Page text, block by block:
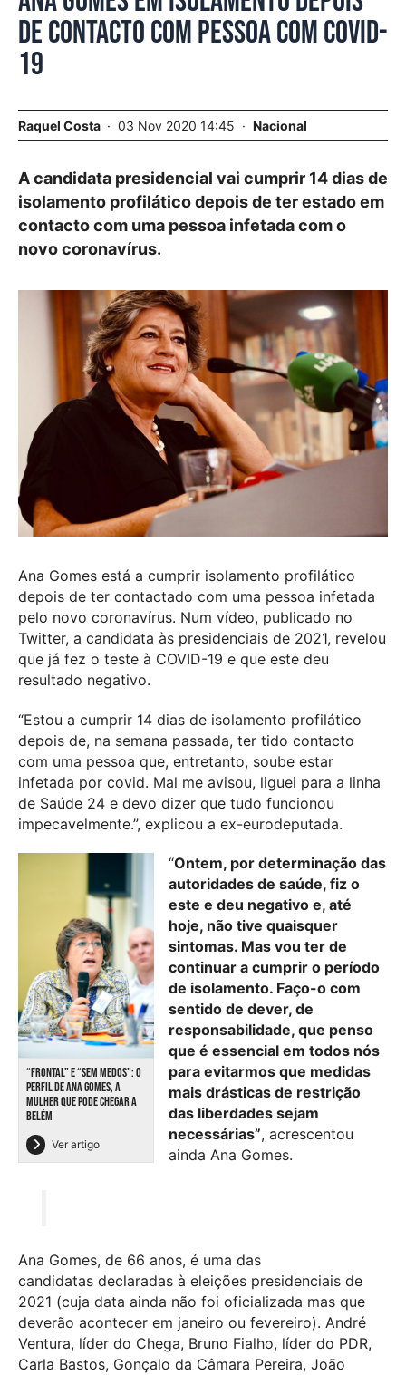
de contacto com pessoa com COVID-
19
Raquel Costa 03 Nov 2020 14:45 Nacional
A candidata presidencial vai cumprir 14 dias de
isolamento profilático depois de ter estado em
contacto com uma pessoa infetada com o
novo coronavírus.
Ana Gomes está a cumprir isolamento profilático
depois de ter contactado com uma pessoa infetada
pelo novo coronavírus. Num vídeo, publicado no
Twitter, a candidata às presidenciais de 2021, revelou
que já fez o teste à COVID-19 e que este deu
resultado negativo.
“Estou a cumprir 14 dias de isolamento profilático
depois de, na semana passada, ter tido contacto
com uma pessoa que, entretanto, soube estar
infetada por covid. Mal me avisou, liguei para a linha
de Saúde 24 e devo dizer que tudo funcionou
impecavelmente.”, explicou a ex-eurodeputada.
“FRONTAL” E “SEM MEDOS”: O
PERFIL DE ANA GOMES, A
MULHER QUE PODE CHEGAR A
BELÉM
Ver artigo
“Ontem, por determinação das
autoridades de saúde, fiz o
este e deu negativo e, até
hoje, não tive quaisquer
sintomas. Mas vou ter de
continuar a cumprir o período
de isolamento. Faço-o com
sentido de dever, de
responsabilidade, que penso
que é essencial em todos nós
para evitarmos que medidas
mais drásticas de restrição
das liberdades sejam
necessárias”, acrescentou
ainda Ana Gomes.
Ana Gomes, de 66 anos, é uma das
candidatas declaradas à eleições presidenciais de
2021 (cuja data ainda não foi oficializada mas que
deverão acontecer em janeiro ou fevereiro). André
Ventura, líder do Chega, Bruno Fialho, líder do PDR,
Carla Bastos, Gonçalo da Câmara Pereira, João